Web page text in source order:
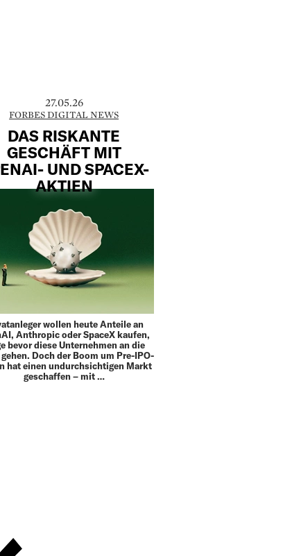
27.05.26
FORBES DIGITAL NEWS
DAS RISKANTE
GESCHÄFT MIT
UND SPACEX-
AKTIEN
wollen heute Anteile an
Anthropic oder SpaceX kaufen,
bevor diese Unternehmen an die
Doch der Boom um Pre-IPO-
hat einen undurchsichtigen Markt
geschaffen – mit …